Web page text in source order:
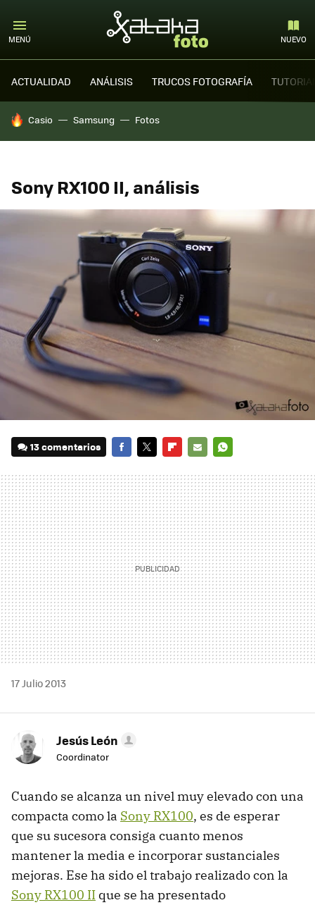
MENÚ NUEVO
ACTUALIDAD ANÁLISIS TRUCOS FOTOGRAFÍA
HOY SE HABLA DE
Casio Samsung Fotos
Sony RX100 II, análisis
13 comentarios
MAIL
17 Julio 2013
Jesús León
Coordinator
Cuando se alcanza un nivel muy elevado con una
compacta como la Sony RX100, es de esperar
que su sucesora consiga cuanto menos
mantener la media e incorporar sustanciales
mejoras. Ese ha sido el trabajo realizado con la
Sony RX100 II que se ha presentado